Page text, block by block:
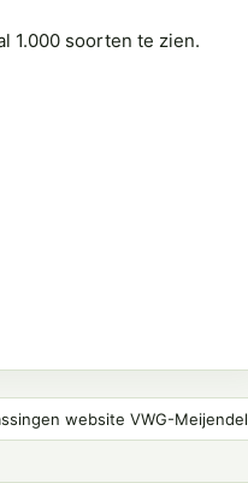
1.000 soorten te zien.
website VWG-Meijendel